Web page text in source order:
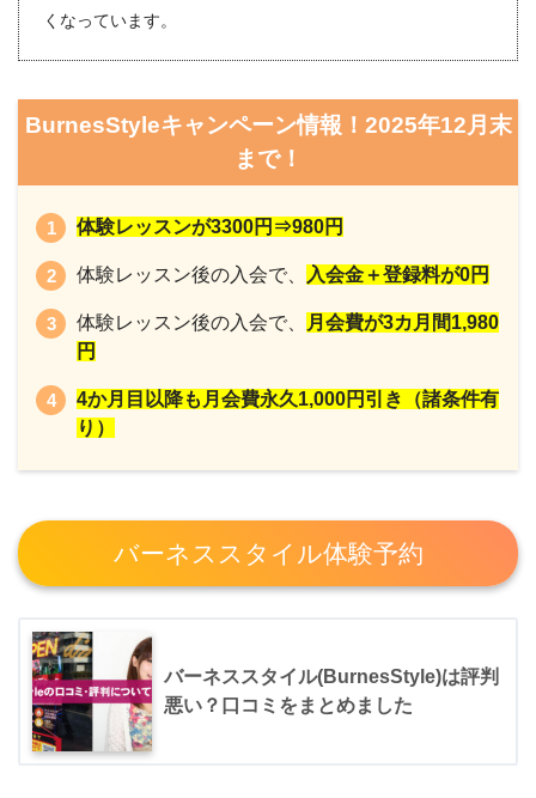
くなっています。
BurnesStyleキャンペーン情報！2025年12月末
まで！
体験レッスンが3300円⇒980円
体験レッスン後の入会で、 入会金＋登録料が0円
体験レッスン後の入会で、
月会費が3カ月間1,980
円
4か月目以降も月会費永久1,000円引き（諸条件有
り）
バーネススタイル体験予約
バーネススタイル(BurnesStyle)は評判
悪い？口コミをまとめました